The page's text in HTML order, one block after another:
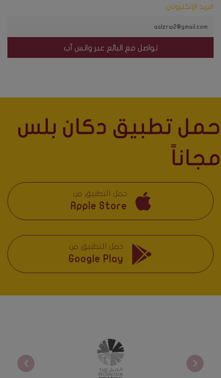
البريد الإلكتروني
تواصل مع البائع عبر واتس آب
حمل تطبيق دكان بلس
مجاناً
حمل التطبيق من
Apple Store
حمل التطبيق من
Google Play